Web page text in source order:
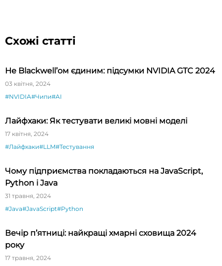
Схожі статті
Не Blackwell’ом єдиним: підсумки NVIDIA GTC 2024
03 квітня, 2024
#NVIDIA#Чипи#AI
Лайфхаки: Як тестувати великі мовні моделі
17 квітня, 2024
#Лайфхаки#LLM#Тестування
Чому підприємства покладаються на JavaScript,
Python і Java
31 травня, 2024
#Java#JavaScript#Python
Вечір п’ятниці: найкращі хмарні сховища 2024
року
17 травня, 2024